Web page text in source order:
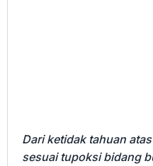
Dari ketidak tahuan
sesuai tupoksi bidang